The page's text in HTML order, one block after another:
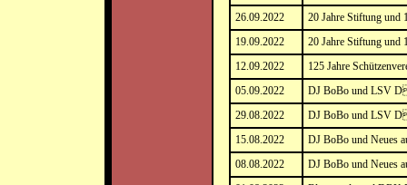
26.09.2022
20 Jahre Stiftung und
19.09.2022
20 Jahre Stiftung und
12.09.2022
125 Jahre
05.09.2022
DJ BoBo und LSV
29.08.2022
DJ BoBo und LSV
15.08.2022
DJ BoBo und Neues
08.08.2022
DJ BoBo und Neues